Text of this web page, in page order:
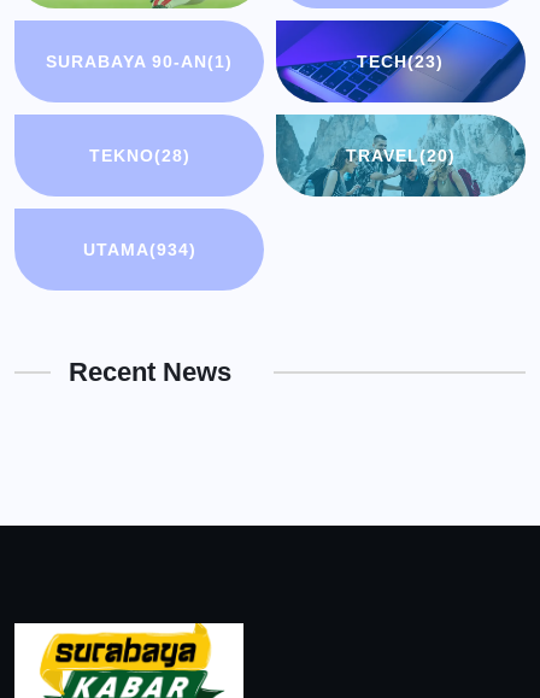
SURABAYA 90-AN(1) TECH(23)
TEKNO(28) TRAVEL(20)
UTAMA(934)
Recent News